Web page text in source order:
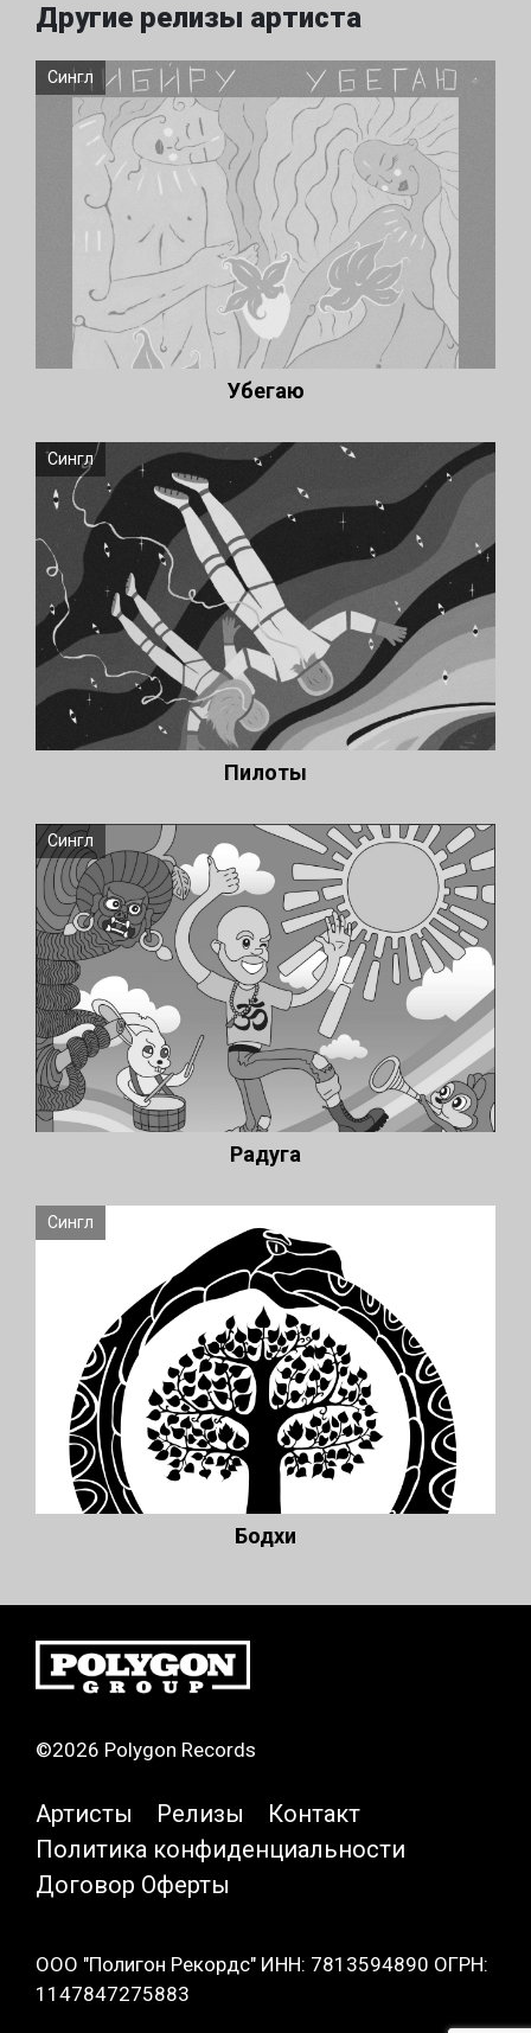
Другие релизы артиста
Сингл
Убегаю
Сингл
Пилоты
Сингл
Радуга
Сингл
Бодхи
©2026 Polygon Records
Артисты Релизы
Контакт
Политика конфиденциальности
Договор Оферты
ООО "Полигон Рекордс" ИНН: 7813594890 ОГРН:
1147847275883